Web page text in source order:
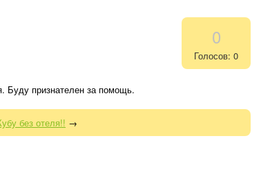
0
Голосов: 0
Буду признателен за помощь.
без отеля!! →